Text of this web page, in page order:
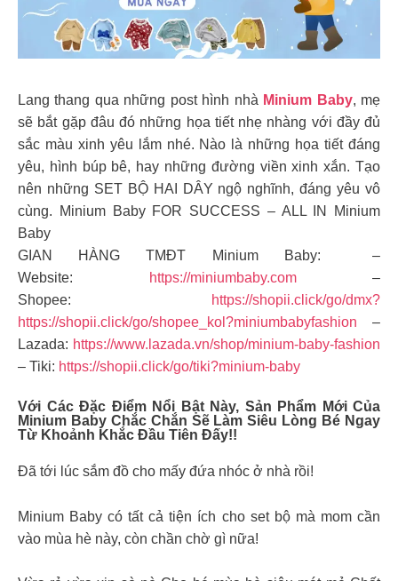
Lang thang qua những post hình nhà Minium Baby, mẹ
sẽ bắt gặp đâu đó những họa tiết nhẹ nhàng với đầy đủ
sắc màu xinh yêu lắm nhé. Nào là những họa tiết đáng
yêu, hình búp bê, hay những đường viền xinh xắn. Tạo
nên những SET BỘ HAI DÂY ngộ nghĩnh, đáng yêu vô
cùng.
Minium Baby FOR SUCCESS – ALL IN Minium
Baby
GIAN HÀNG TMĐT Minium Baby: –
Website:
https://miniumbaby.com–
Shopee:
https://shopii.click/go/dmx?
https://shopii.click/go/shopee_kol?miniumbabyfashion –
Lazada: https://www.lazada.vn/shop/minium-baby-fashion
– Tiki: https://shopii.click/go/tiki?minium-baby
Với Các Đặc Điểm Nổi Bật Này, Sản Phẩm Mới Của
Minium Baby Chắc Chắn Sẽ Làm Siêu Lòng Bé Ngay
Từ Khoảnh Khắc Đầu Tiên Đấy!!
Đã tới lúc sắm đồ cho mấy đứa nhóc ở nhà rồi!
Minium Baby có tất cả tiện ích cho set bộ mà mom cần
vào mùa hè này, còn chần chờ gì nữa!